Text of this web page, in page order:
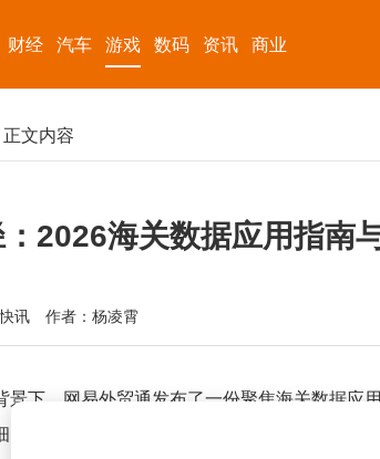
财经 汽车 游戏 数码 资讯 商业
正文内容
2026海关数据应用指南
讯 作者：杨凌霄
景下，网易外贸通发布了一份聚焦海关数据应
述了海关数据在外贸获客中的核心价值，并